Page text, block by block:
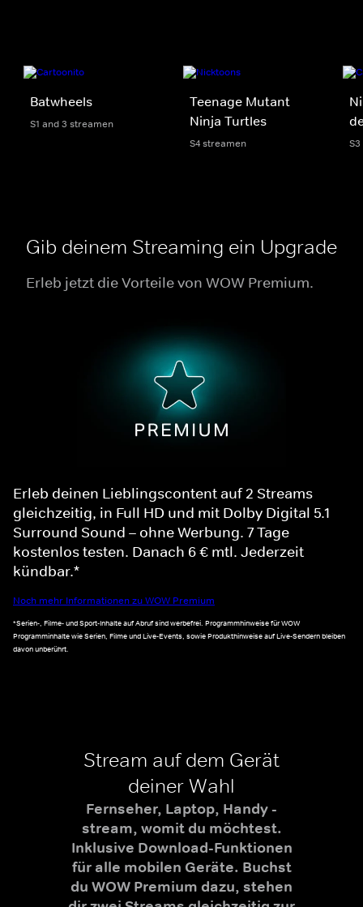
Batwheels
S1 and 3 streamen
Teenage Mutant
Ninja Turtles
S4 streamen
Gib deinem Streaming ein Upgrade
Erleb jetzt die Vorteile von WOW Premium.
Erleb deinen Lieblingscontent auf 2 Streams
gleichzeitig, in Full HD und mit Dolby Digital 5.1
Surround Sound – ohne Werbung. 7 Tage
kostenlos testen. Danach 6 € mtl. Jederzeit
kündbar.*
Noch mehr Informationen zu WOW Premium
*Serien-, Filme- und Sport-Inhalte auf Abruf sind werbefrei. Programmhinweise für WOW
Programminhalte wie Serien, Filme und Live-Events, sowie Produkthinweise auf Live-Sendern bleiben
davon unberührt.
Stream auf dem Gerät
deiner Wahl
Fernseher, Laptop, Handy -
stream, womit du möchtest.
Inklusive Download-Funktionen
für alle mobilen Geräte. Buchst
du WOW Premium dazu, stehen